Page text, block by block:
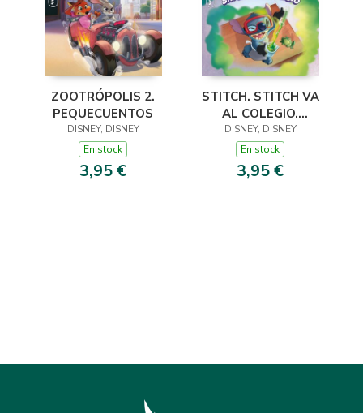
ZOOTRÓPOLIS 2.
PEQUECUENTOS
DISNEY, DISNEY
En stock
3,95 €
STITCH. STITCH VA
AL COLEGIO.
PEQUECUENTOS
DISNEY, DISNEY
En stock
3,95 €